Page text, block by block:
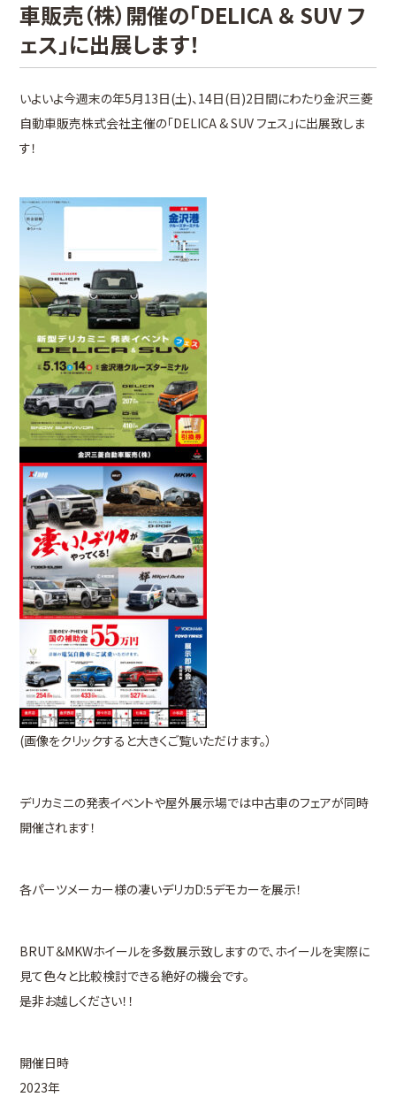
車販売（株）開催の「DELICA ＆ SUV フ
ェス」に出展します！
いよいよ今週末の年5月13日(土)、14日(日)2日間にわたり金沢三菱
自動車販売株式会社主催の「DELICA & SUV フェス」に出展致しま
す！
(画像をクリックすると大きくご覧いただけます。）
デリカミニの発表イベントや屋外展示場では中古車のフェアが同時
開催されます！
各パーツメーカー様の凄いデリカD:5デモカーを展示！
BRUT＆MKWホイールを多数展示致しますので、ホイールを実際に
見て色々と比較検討できる絶好の機会です。
是非お越しください！！
開催日時
2023年